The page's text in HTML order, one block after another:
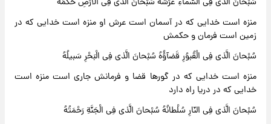
منزه است خدایی که در آسمان است عرش او منزه است خدایی که در
زمین است فرمان و حکمش
سُبْحانَ الَّذی فِی الْقُبوُرِ قَضآؤُهُ سُبْحانَ الَّذی فِی الْبَحْرِ سَبیلُهُ
منزه است خدایی که در گورها قضا و فرمانش جاری است منزه است
خدایی که در دریا راه دارد
سُبْحانَ الَّذی فِی النّارِ سُلْطانُهُ سُبْحانَ الَّذی فِی الْجَنَّةِ رَحْمَتُهُ